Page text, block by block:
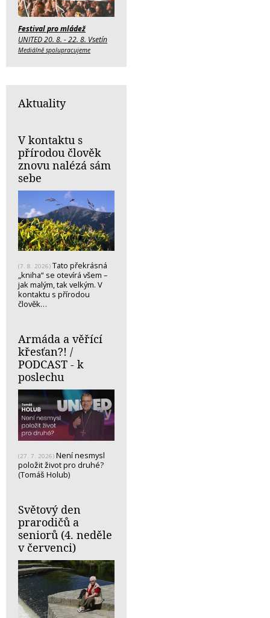
Festival pro mládež
UNITED 20. 8. - 22. 8. Vsetín
Mediálně spolupracujeme
Aktuality
V kontaktu s
přírodou člověk
znovu nalézá sám
sebe
(7. 8. 2026) Tato překrásná
„kniha“ se otevírá všem –
jak malým, tak velkým. V
kontaktu s přírodou
člověk…
Armáda a věřící
křesťan?! /
PODCAST - k
poslechu
(27. 7. 2026) Není nesmysl
položit život pro druhé?
(Tomáš Holub)
Světový den
prarodičů a
seniorů (4. neděle
v červenci)